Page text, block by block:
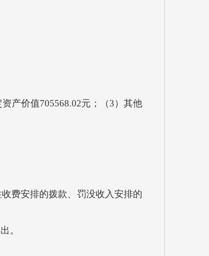
产价值705568.02元；（3）其他
费安排的拨款、罚没收入安排的
。